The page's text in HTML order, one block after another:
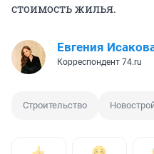
стоимость жилья.
Евгения
Корреспондент 74.ru
Строительство